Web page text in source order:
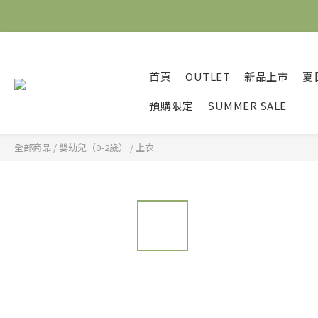
首頁 OUTLET 新品上市
夏
預購限定
SUMMER SALE
全部商品 / 嬰幼兒（0-2歲） /上衣